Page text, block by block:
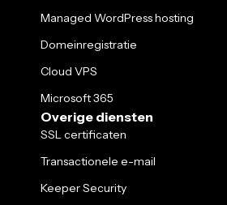
Managed WordPress hosting
Domeinregistratie
Cloud VPS
Microsoft 365
Overige diensten
SSL certificaten
Transactionele e-mail
Keeper Security